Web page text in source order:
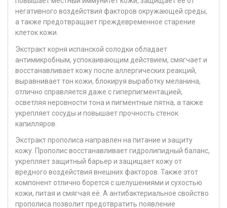
негативного воздействия факторов окружающей среды,
а также предотвращает преждевременное старение
клеток кожи.
Экстракт корня испанской солодки обладает
антимикробным, успокаивающим действием, смягчает и
восстанавливает кожу после аллергических реакций,
выравнивает тон кожи, блокируя выработку меланина,
отлично справляется даже с гиперпигментацией,
осветляя неровности тона и пигментные пятна, а также
укрепляет сосуды и повышает прочность стенок
капилляров.
Экстракт прополиса направлен на питание и защиту
кожу. Прополис восстанавливает гидролипидный баланс,
укрепляет защитный барьер и защищает кожу от
вредного воздействия внешних факторов. Также этот
компонент отлично борется с шелушениями и сухостью
кожи, питая и смягчая её. А антибактериальное свойство
прополиса позволит предотвратить появление